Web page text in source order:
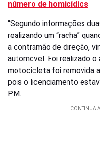
número de homicídios
“Segundo informações
realizando um “racha”
a contramão de direção,
automóvel. Foi realizado
motocicleta foi removida
pois o licenciamento
PM.